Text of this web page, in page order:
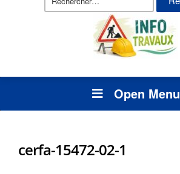
Open Menu
cerfa-15472-02-1